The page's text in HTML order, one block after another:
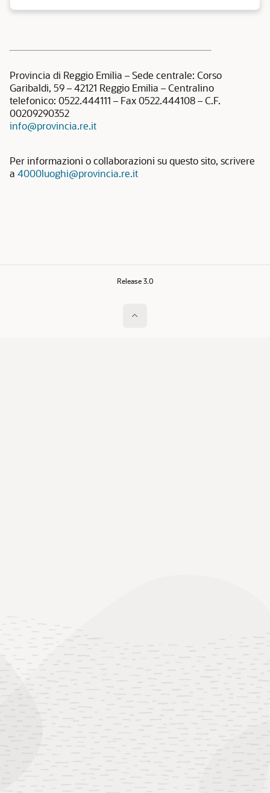
Provincia di Reggio Emilia – Sede centrale: Corso
Garibaldi, 59 – 42121 Reggio Emilia – Centralino
telefonico: 0522.444111 – Fax 0522.444108 – C.F.
00209290352
info@provincia.re.it
Per informazioni o collaborazioni su questo sito, scrivere
a 4000luoghi@provincia.re.it
Release 3.0